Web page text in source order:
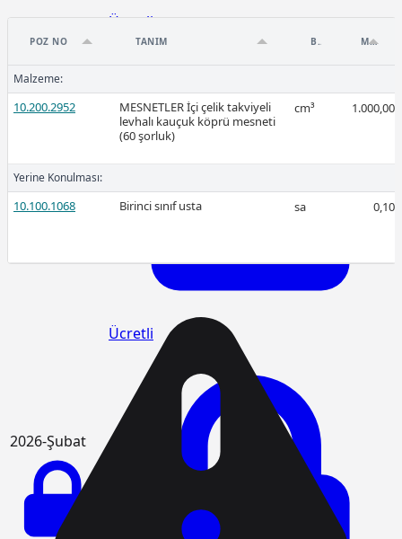
Ücretli
Ücretli
2026-Şubat
POZ NO TANIM BIRIM MIKTAR
Malzeme:
10.200.2952
MESNETLER İçi çelik takviyeli
levhalı kauçuk köprü mesneti
(60 şorluk)
cm³ 1.000,00
Yerine Konulması:
10.100.1068 Birinci sınıf usta sa 0,10